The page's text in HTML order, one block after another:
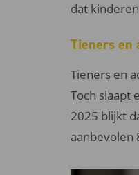
dat
Tieners en
Tieners en
Toch slaapt
2025 blijkt
aanbevolen